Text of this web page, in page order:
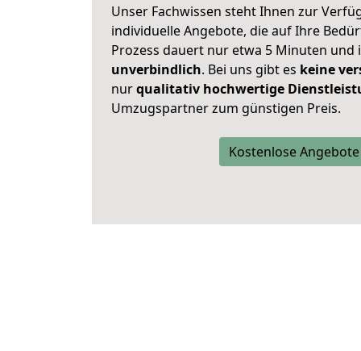
Unser Fachwissen steht Ihnen zur
individuelle Angebote, die auf Ihre
Prozess dauert nur etwa 5 Minuten und
unverbindlich. Bei uns gibt es keine
nurqualitativ hochwertige
Umzugspartner zum günstigen Preis.
Kostenlose